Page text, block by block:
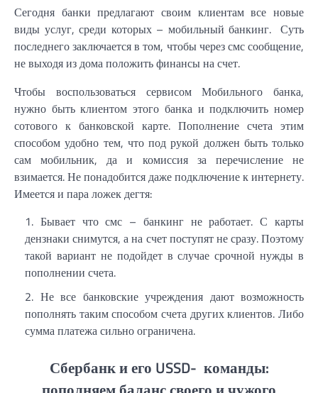
Сегодня банки предлагают своим клиентам все новые
виды услуг, среди которых – мобильный банкинг. Суть
последнего заключается в том, чтобы через смс сообщение,
не выходя из дома положить финансы на счет.
Чтобы воспользоваться сервисом Мобильного банка,
нужно быть клиентом этого банка и подключить номер
сотового к банковской карте. Пополнение счета этим
способом удобно тем, что под рукой должен быть только
сам мобильник, да и комиссия за перечисление не
взимается. Не понадобится даже подключение к интернету.
Имеется и пара ложек дегтя:
Бывает что смс – банкинг не работает. С карты
дензнаки снимутся, а на счет поступят не сразу. Поэтому
такой вариант не подойдет в случае срочной нужды в
пополнении счета.
Не все банковские учреждения дают возможность
пополнять таким способом счета других клиентов. Либо
сумма платежа сильно ограничена.
Сбербанк и его USSD- команды: